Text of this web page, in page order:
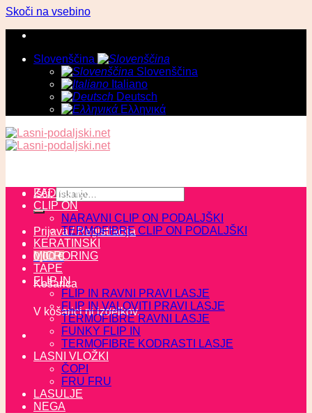
Skoči na vsebino
Slovenščina
Slovenščina
Italiano
Deutsch
Ελληνικά
Išči:
Prijava / Registracija
0,00€
Košarica
V košarici ni izdelkov.
ZADNJI KOSI
CLIP ON
NARAVNI CLIP ON PODALJŠKI
TERMOFIBRE CLIP ON PODALJŠKI
KERATINSKI
MICRORING
TAPE
FLIP IN
FLIP IN RAVNI PRAVI LASJE
FLIP IN VALOVITI PRAVI LASJE
TERMOFIBRE RAVNI LASJE
FUNKY FLIP IN
TERMOFIBRE KODRASTI LASJE
LASNI VLOŽKI
ČOPI
FRU FRU
LASULJE
NEGA